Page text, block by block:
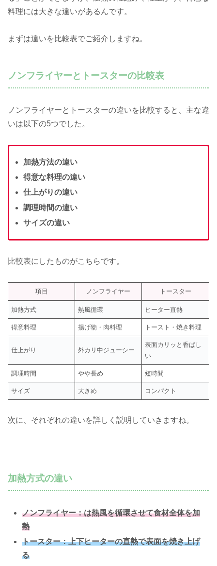
料理には大きな違いがあるんです。
まずは違いを比較表でご紹介しますね。
ノンフライヤーとトースターの比較表
ノンフライヤーとトースターの違いを比較すると、主な違
いは以下の5つでした。
加熱方法の違い
得意な料理の違い
仕上がりの違い
調理時間の違い
サイズの違い
比較表にしたものがこちらです。
項目 ノンフライヤー トースター
加熱方式 熱風循環 ヒーター直熱
得意料理 揚げ物・肉料理 トースト・焼き料理
仕上がり 外カリ中ジューシー
表面カリッと香ばし
い
調理時間 やや長め 短時間
サイズ 大きめ コンパクト
次に、それぞれの違いを詳しく説明していきますね。
加熱方式の違い
ノンフライヤー：は熱風を循環させて食材全体を加
熱
トースター：上下ヒーターの直熱で表面を焼き上げ
る